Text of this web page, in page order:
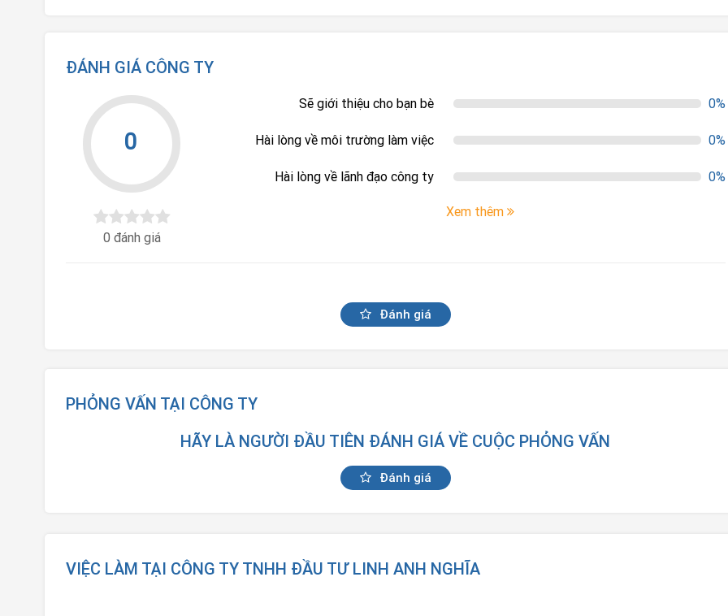
ĐÁNH GIÁ CÔNG TY
0
0 đánh giá
Sẽ giới thiệu cho bạn bè 0%
Hài lòng về môi trường làm việc 0%
Hài lòng về lãnh đạo công ty 0%
Xem thêm
Đánh giá
PHỎNG VẤN TẠI CÔNG TY
HÃY LÀ NGƯỜI ĐẦU TIÊN ĐÁNH GIÁ VỀ CUỘC PHỎNG VẤN
Đánh giá
VIỆC LÀM TẠI CÔNG TY TNHH ĐẦU TƯ LINH ANH NGHĨA